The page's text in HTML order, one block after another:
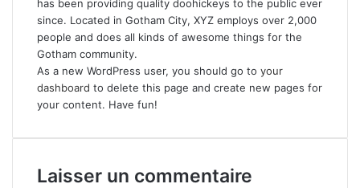
has been providing quality doohickeys to the public ever
since. Located in Gotham City, XYZ employs over 2,000
people and does all kinds of awesome things for the
Gotham community.
As a new WordPress user, you should go to your
dashboard to delete this page and create new pages for
your content. Have fun!
Laisser un commentaire